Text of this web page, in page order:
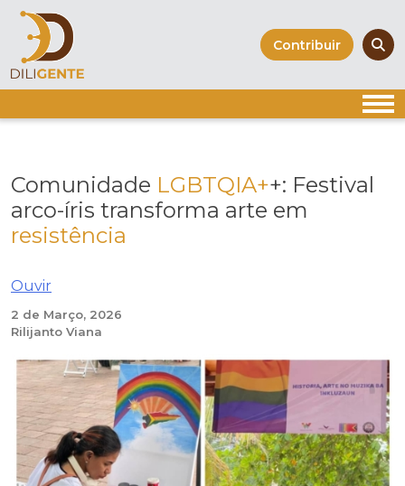
Skip
content
Contribuir
Comunidade LGBTQIA++: Festival
arco-íris transforma arte em
resistência
Ouvir
2 de Março, 2026
Rilijanto Viana